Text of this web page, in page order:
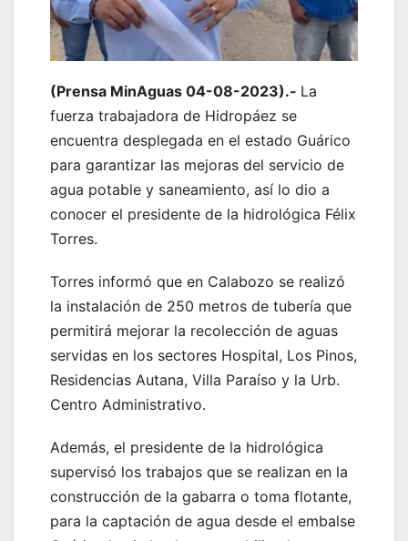
(Prensa MinAguas 04-08-2023).- La
fuerza trabajadora de Hidropáez se
encuentra desplegada en el estado Guárico
para garantizar las mejoras del servicio de
agua potable y saneamiento, así lo dio a
conocer el presidente de la hidrológica Félix
Torres.
Torres informó que en Calabozo se realizó
la instalación de 250 metros de tubería que
permitirá mejorar la recolección de aguas
servidas en los sectores Hospital, Los Pinos,
Residencias Autana, Villa Paraíso y la Urb.
Centro Administrativo.
Además, el presidente de la hidrológica
supervisó los trabajos que se realizan en la
construcción de la gabarra o toma flotante,
para la captación de agua desde el embalse